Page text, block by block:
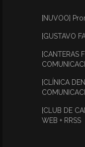
[NUVOO]
[GUSTAVO
[CANTERAS
[CLÍNICA
[CLUB DE
WEB + RRSS